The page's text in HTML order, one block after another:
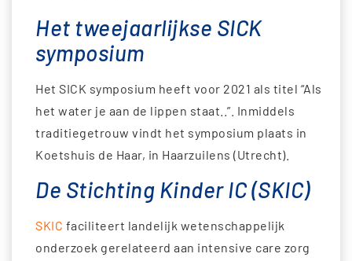
Het tweejaarlijkse SICK
symposium
Het SICK symposium heeft voor 2021 als titel “Als
het water je aan de lippen staat..”. Inmiddels
traditiegetrouw vindt het symposium plaats in
Koetshuis de Haar, in Haarzuilens (Utrecht).
De Stichting Kinder IC (SKIC)
SKIC faciliteert landelijk wetenschappelijk
onderzoek gerelateerd aan intensive care zorg